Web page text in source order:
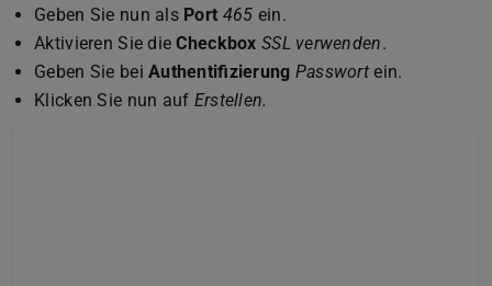
Geben Sie nun als Port 465 ein.
Aktivieren Sie dieCheckbox SSL verwenden.
Geben Sie beiAuthentifizierung Passwort ein.
Klicken Sie nun auf Erstellen.